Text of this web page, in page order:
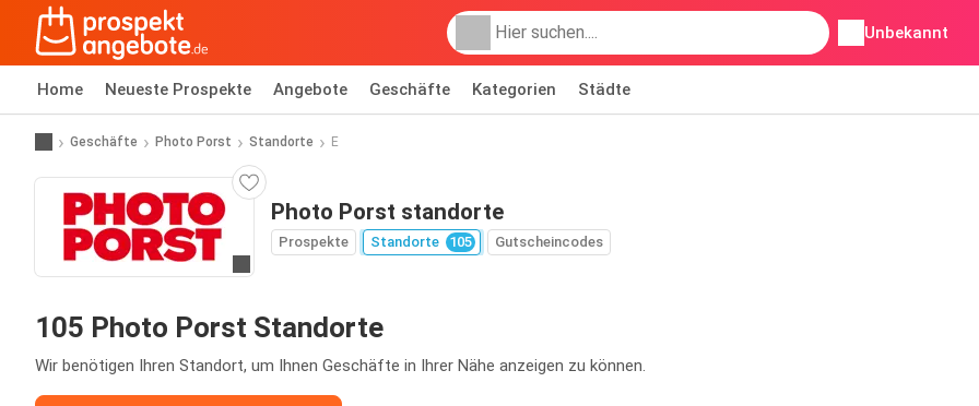
Unbekannt
Home Neueste Prospekte Angebote Geschäfte Kategorien Städte
Geschäfte Photo Porst Standorte E
Photo Porst standorte
Prospekte Standorte 105 Gutscheincodes
105 Photo Porst Standorte
Wir benötigen Ihren Standort, um Ihnen Geschäfte in Ihrer Nähe anzeigen zu können.